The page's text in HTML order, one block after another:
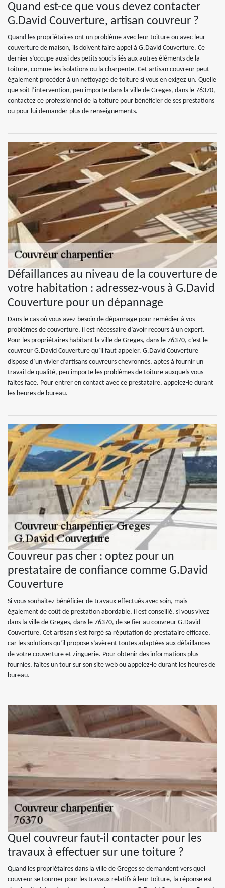
Quand est-ce que vous devez contacter
G.David Couverture, artisan couvreur ?
Quand les propriétaires ont un problème avec leur toiture ou avec leur
couverture de maison, ils doivent faire appel à G.David Couverture. Ce
dernier s’occupe aussi des petits soucis liés aux autres éléments de la
toiture, comme les isolations ou la charpente. Cet artisan couvreur peut
également procéder à un nettoyage de toiture si vous en exigez un. Quelle
que soit l’intervention, peu importe dans la ville de Greges, dans le 76370,
contactez ce professionnel de la toiture pour bénéficier de ses prestations
ou pour lui demander plus de renseignements.
Défaillances au niveau de la couverture de
votre habitation : adressez-vous à G.David
Couverture pour un dépannage
Dans le cas où vous avez besoin de dépannage pour remédier à vos
problèmes de couverture, il est nécessaire d’avoir recours à un expert.
Pour les propriétaires habitant la ville de Greges, dans le 76370, c’est le
couvreur G.David Couverture qu’il faut appeler. G.David Couverture
dispose d’un vivier d’artisans couvreurs chevronnés, aptes à fournir un
travail de qualité, peu importe les problèmes de toiture auxquels vous
faites face. Pour entrer en contact avec ce prestataire, appelez-le durant
les heures de bureau.
Couvreur pas cher : optez pour un
prestataire de confiance comme G.David
Couverture
Si vous souhaitez bénéficier de travaux effectués avec soin, mais
également de coût de prestation abordable, il est conseillé, si vous vivez
dans la ville de Greges, dans le 76370, de se fier au couvreur G.David
Couverture. Cet artisan s’est forgé sa réputation de prestataire efficace,
car les solutions qu’il propose s’avèrent toutes adaptées aux défaillances
de votre couverture et zinguerie. Pour obtenir des informations plus
fournies, faites un tour sur son site web ou appelez-le durant les heures de
bureau.
Quel couvreur faut-il contacter pour les
travaux à effectuer sur une toiture ?
Quand les propriétaires dans la ville de Greges se demandent vers quel
couvreur se tourner pour les travaux relatifs à leur toiture, la réponse est